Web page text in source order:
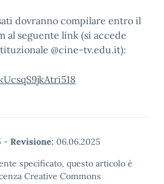
dovranno compilare entro il
al seguente link (si accede
@cine-tv.edu.it):
- Revisione: 06.06.2025
specificato, questo articolo è
Creative Commons